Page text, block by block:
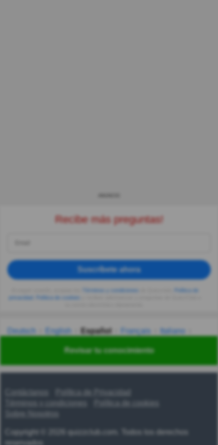
Revisar tu conocimiento
Recibe más preguntas!
Suscríbete ahora
privacidad
Deutsch English Español Français
Italiano
Українська हिन्दी 한국어 汉语
Contáctanos
Política de Privacidad
Términos y condiciones
Copyright © 2026 quizzclub.com. Todos los derechos
reservados